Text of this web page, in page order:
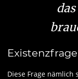
Diese Frage